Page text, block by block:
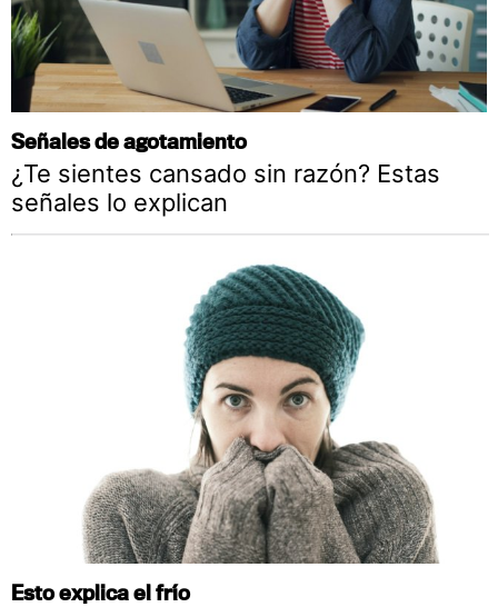
Señales de agotamiento
¿Te sientes cansado sin razón? Estas
señales lo explican
Esto explica el frío